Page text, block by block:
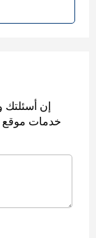
إن أسئلتك
خدمات موقع